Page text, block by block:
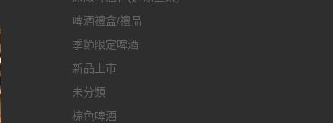
啤酒禮盒/禮品
季節限定啤酒
新品上市
未分類
棕色啤酒